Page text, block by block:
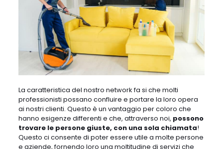
La caratteristica del nostro network fa si che molti
professionisti possano confluire e portare la loro opera
ai nostri clienti. Questo è un vantaggio per coloro che
hanno esigenze differenti e che, attraverso noi, possono
trovare le persone giuste, con una sola chiamata!
Questo ci consente di poter essere utile a molte persone
e aziende, fornendo loro una moltitudine di servizi che